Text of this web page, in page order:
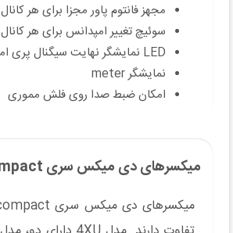
مجهز فانتوم پاور مجزا برای هر کانال
سوئیچ تغییر امپدانس برای هر کانال
LED نمایشگر نهایت سیگنال پری امپ ورودی
نمایشگر meter
امکان ضبط صدا روی فلش مموری
میکسرهای دی میکس سری compact